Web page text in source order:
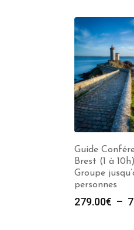
Guide
Brest (1 à
Groupe
personnes
279.00€ –